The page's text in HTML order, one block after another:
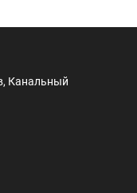
Канальный